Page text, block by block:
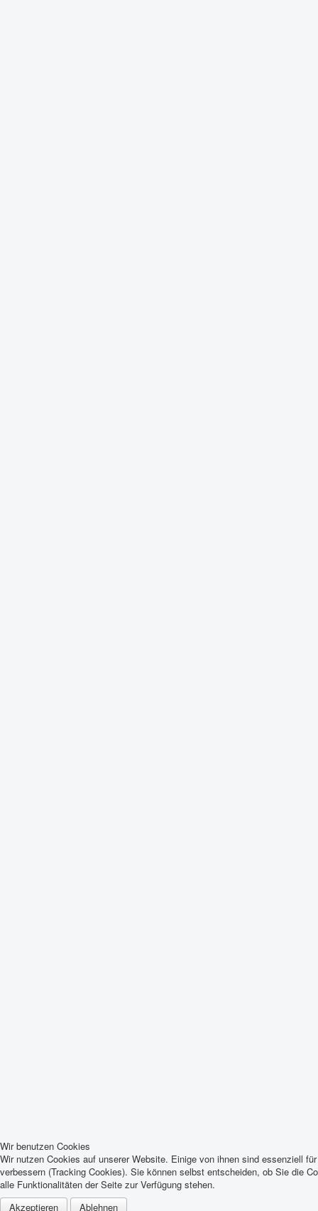
Wir benutzen Cookies
Wir nutzen Cookies auf unserer Website. Einige von ihnen sind essenziell
verbessern (Tracking Cookies). Sie können selbst entscheiden, ob Sie die
alle Funktionalitäten der Seite zur Verfügung stehen.
Akzeptieren
Ablehnen